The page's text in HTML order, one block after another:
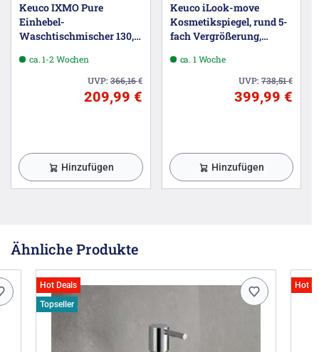
Keuco IXMO Pure
Einhebel-
Waschtischmischer 130,
Ablaufgarnitur
ca. 1-2 Wochen
UVP:366,16€
209,99 €
Hinzufügen
Keuco iLook-move
Kosmetikspiegel, rund 5-
fach Vergrößerung,
Steckertransformator
ca. 1 Woche
UVP:738,51€
399,99 €
Hinzufügen
Ähnliche Produkte
Hot Deals
Topseller
Hot